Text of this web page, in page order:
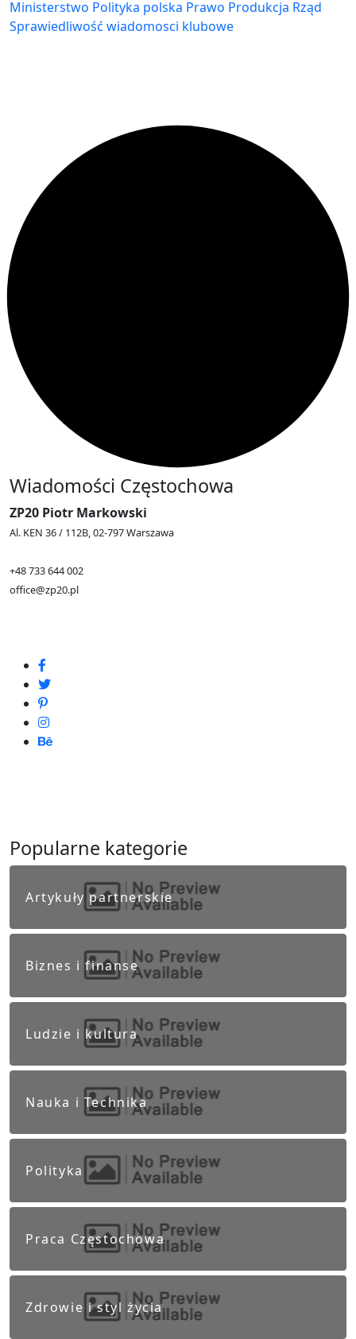
Ministerstwo Polityka polska Prawo Produkcja Rząd
Sprawiedliwość wiadomosci klubowe
Wiadomości Częstochowa
ZP20 Piotr Markowski
Al. KEN 36 / 112B, 02-797 Warszawa
+48 733 644 002
office@zp20.pl
Popularne kategorie
Artykuły partnerskie
Biznes i finanse
Ludzie i kultura
Nauka i Technika
Polityka
Praca Częstochowa
Zdrowie i styl życia